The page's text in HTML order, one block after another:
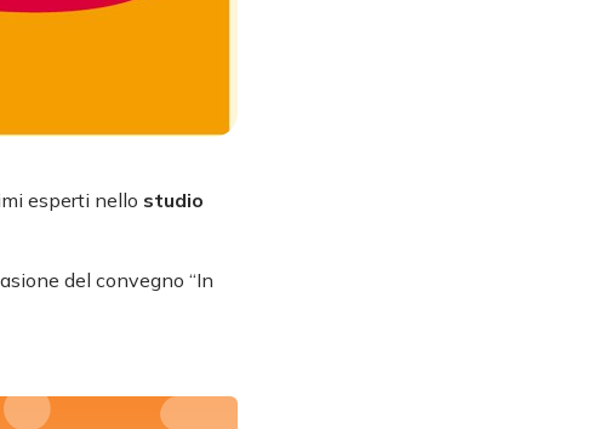
esperti nello studio
del convegno “In